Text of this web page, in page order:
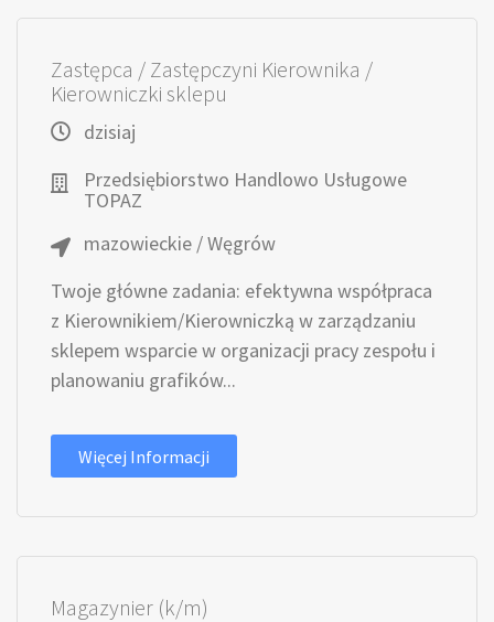
Zastępca / Zastępczyni Kierownika /
Kierowniczki sklepu
dzisiaj
Przedsiębiorstwo Handlowo Usługowe
TOPAZ
mazowieckie / Węgrów
Twoje główne zadania: efektywna współpraca
z Kierownikiem/Kierowniczką w zarządzaniu
sklepem wsparcie w organizacji pracy zespołu i
planowaniu grafików...
Więcej Informacji
Magazynier (k/m)